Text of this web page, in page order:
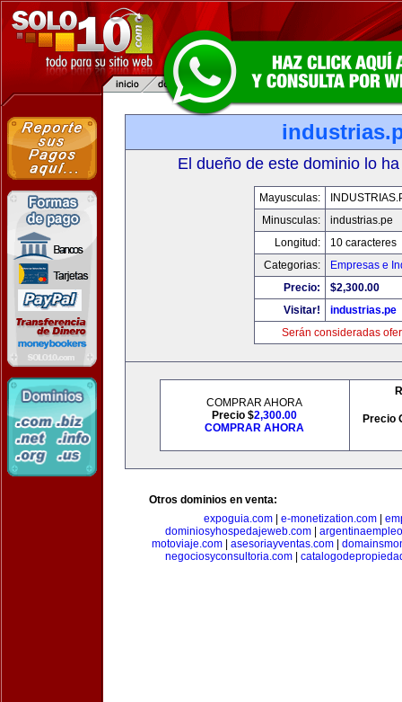
El dueño de este dominio lo
Mayusculas:
Minusculas:
industrias.pe
Longitud:
10 caracteres
Categorias:
Empresas e
Precio:
$2,300.00
Visitar!
industrias.pe
Serán consideradas
COMPRAR AHORA
Precio $2,300.00
COMPRAR AHORA
Precio
Otros dominios en venta:
expoguia.com| e-monetization.com|
dominiosyhospedajeweb.com
motoviaje.com
asesoriayventas.com
negociosyconsultoria.com|